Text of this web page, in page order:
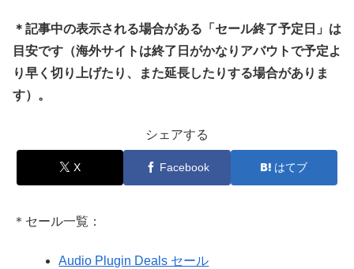
＊記事中の表示される場合がある「セール終了予定日」は
目安です（海外サイトは終了日がかなりアバウトで予定よ
り早く切り上げたり、また延長したりする場合がありま
す）。
シェアする
X Facebook はてブ
＊セール一覧：
Audio Plugin Deals セール